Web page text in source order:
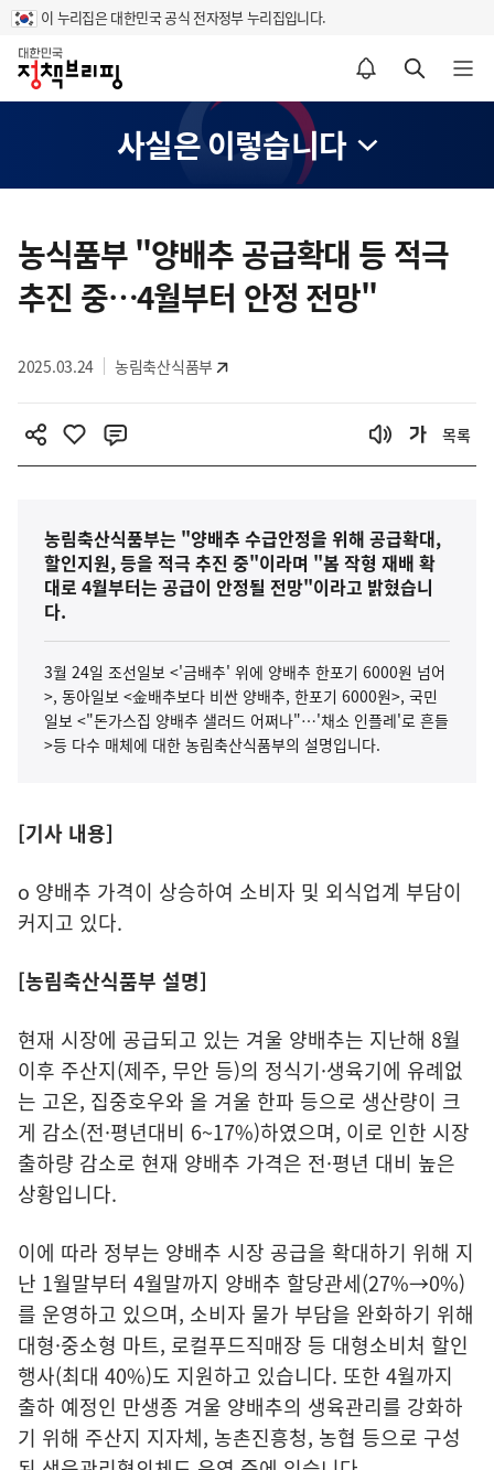
이 누리집은 대한민국 공식 전자정부 누리집입니다.
홈
알림설정 바로가기 검색 바로가기 메뉴 열기
사실은 이렇습니다
텐
츠
영
농식품부 "양배추 공급확대 등 적극
추진 중…4월부터 안정 전망"
2025.03.24 농림축산식품부
목록
농림축산식품부는 "양배추 수급안정을 위해 공급확대,
할인지원, 등을 적극 추진 중"이라며 "봄 작형 재배 확
대로 4월부터는 공급이 안정될 전망"이라고 밝혔습니
다.
3월 24일 조선일보 <'금배추' 위에 양배추 한포기 6000원 넘어
>, 동아일보 <金배추보다 비싼 양배추, 한포기 6000원>, 국민
일보 <"돈가스집 양배추 샐러드 어쩌나"…'채소 인플레'로 흔들
>등 다수 매체에 대한 농림축산식품부의 설명입니다.
[기사 내용]
o 양배추 가격이 상승하여 소비자 및 외식업계 부담이
커지고 있다.
[농림축산식품부 설명]
현재 시장에 공급되고 있는 겨울 양배추는 지난해 8월
이후 주산지(제주, 무안 등)의 정식기·생육기에 유례없
는 고온, 집중호우와 올 겨울 한파 등으로 생산량이 크
게 감소(전·평년대비 6~17%)하였으며, 이로 인한 시장
출하량 감소로 현재 양배추 가격은 전·평년 대비 높은
상황입니다.
이에 따라 정부는 양배추 시장 공급을 확대하기 위해 지
난 1월말부터 4월말까지 양배추 할당관세(27%→0%)
를 운영하고 있으며, 소비자 물가 부담을 완화하기 위해
대형·중소형 마트, 로컬푸드직매장 등 대형소비처 할인
행사(최대 40%)도 지원하고 있습니다. 또한 4월까지
출하 예정인 만생종 겨울 양배추의 생육관리를 강화하
기 위해 주산지 지자체, 농촌진흥청, 농협 등으로 구성